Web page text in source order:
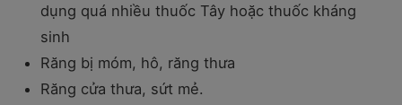
dụng quá nhiều thuốc Tây hoặc thuốc kháng
sinh
Răng bị móm, hô, răng thưa
Răng cửa thưa, sứt mẻ.